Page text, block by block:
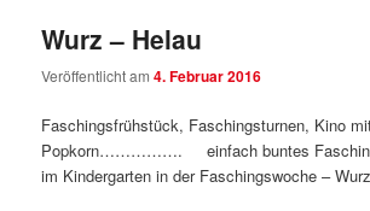
Wurz – Helau
Veröffentlicht am4. Februar 2016
Faschingsfrühstück, Faschingsturnen, Kino
Popkorn……………. einfach buntes
im Kindergarten in der Faschingswoche –